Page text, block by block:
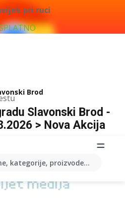
pri ruci
kategorije, proizvode...
Brod
Slavonski Brod -
> Nova Akcija